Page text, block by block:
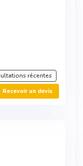
récentes
Recevoir un devis